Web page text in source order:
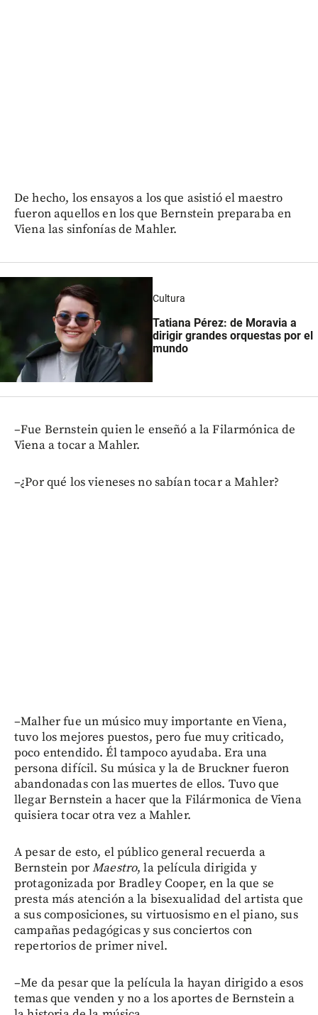
De hecho, los ensayos a los que asistió el maestro
fueron aquellos en los que Bernstein preparaba en
Viena las sinfonías de Mahler.
Cultura
Tatiana Pérez: de Moravia a
dirigir grandes orquestas por el
mundo
–Fue Bernstein quien le enseñó a la Filarmónica de
Viena a tocar a Mahler.
–¿Por qué los vieneses no sabían tocar a Mahler?
–Malher fue un músico muy importante en Viena,
tuvo los mejores puestos, pero fue muy criticado,
poco entendido. Él tampoco ayudaba. Era una
persona difícil. Su música y la de Bruckner fueron
abandonadas con las muertes de ellos. Tuvo que
llegar Bernstein a hacer que la Filármonica de Viena
quisiera tocar otra vez a Mahler.
A pesar de esto, el público general recuerda a
Bernstein porMaestro, la película dirigida y
protagonizada por Bradley Cooper, en la que se
presta más atención a la bisexualidad del artista que
a sus composiciones, su virtuosismo en el piano, sus
campañas pedagógicas y sus conciertos con
repertorios de primer nivel.
–Me da pesar que la película la hayan dirigido a esos
temas que venden y no a los aportes de Bernstein a